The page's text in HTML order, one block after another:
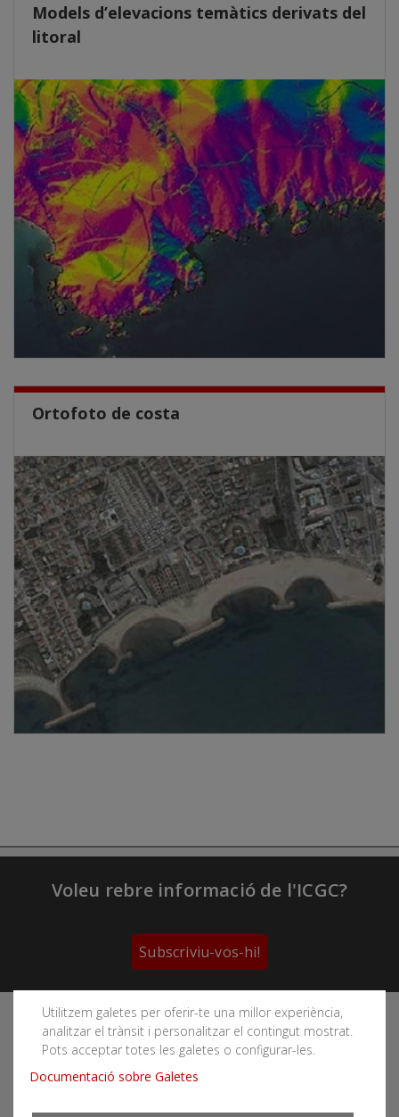
Models d’elevacions temàtics derivats del
litoral
Ortofoto de costa
Utilitzem galetes per oferir-te una millor experiència,
analitzar el trànsit i personalitzar el contingut mostrat.
Pots acceptar totes les galetes o configurar-les.
Documentació sobre Galetes
Voleu rebre informació de l'ICGC?
Subscriviu-vos-hi!
Segueix les xarxes socials de l'Institut Cartogràfic i
Geològic de Catalunya